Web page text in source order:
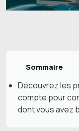
Sommaire
Découvrez les
compte pour
dont vous avez